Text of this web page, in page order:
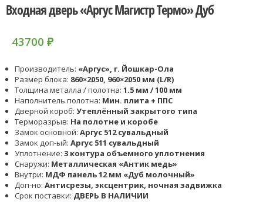
Входная дверь «Аргус Магистр Термо» Дуб
43700 ₽
Производитель: «Аргус», г. Йошкар-Ола
Размер блока: 860×2050, 960×2050 мм (L/R)
Толщина металла / полотна: 1.5 мм / 100 мм
Наполнитель полотна: Мин. плита + ППС
Дверной короб: Утеплённый закрытого типа
Терморазрыв: На полотне и коробе
Замок основной: Аргус 512 сувальдный
Замок доп-ый: Аргус 511 сувальдный
Уплотнение: 3 контура объемного уплотнения
Снаружи: Металлическая «Антик медь»
Внутри: МДФ панель 12 мм «Дуб молочный»
Доп-но: Антисрезы, эксцентрик, ночная задвижка
Срок поставки: ДВЕРЬ В НАЛИЧИИ